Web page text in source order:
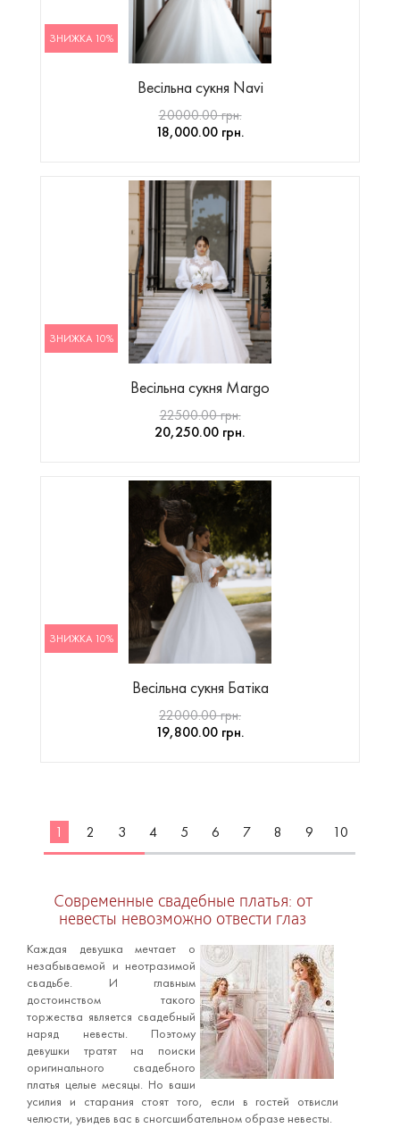
ЗНИЖКА 10%
Весільна сукня Navi
20000.00 грн.
18,000.00 грн.
ЗНИЖКА 10%
Весільна сукня Margo
22500.00 грн.
20,250.00 грн.
ЗНИЖКА 10%
Весільна сукня Батіка
22000.00 грн.
19,800.00 грн.
1 2 3 4 5 6 7 8 9 10
Современные свадебные платья: от
невесты невозможно отвести глаз
Каждая девушка мечтает о
незабываемой и неотразимой
свадьбе. И главным
достоинством такого
торжества является свадебный
наряд невесты. Поэтому
девушки тратят на поиски
оригинального свадебного
платья целые месяцы. Но ваши
усилия и старания стоят того, если в гостей отвисли
челюсти, увидев вас в сногсшибательном образе невесты.